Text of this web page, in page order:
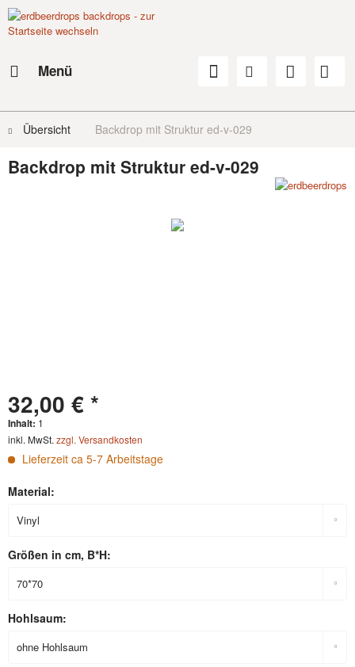
Menü
Übersicht Backdrop mit Struktur ed-v-029
Backdrop mit Struktur ed-v-029
32,00 € *
Inhalt: 1
inkl. MwSt. zzgl. Versandkosten
Lieferzeit ca 5-7 Arbeitstage
Material:
Größen in cm, B*H:
Hohlsaum: